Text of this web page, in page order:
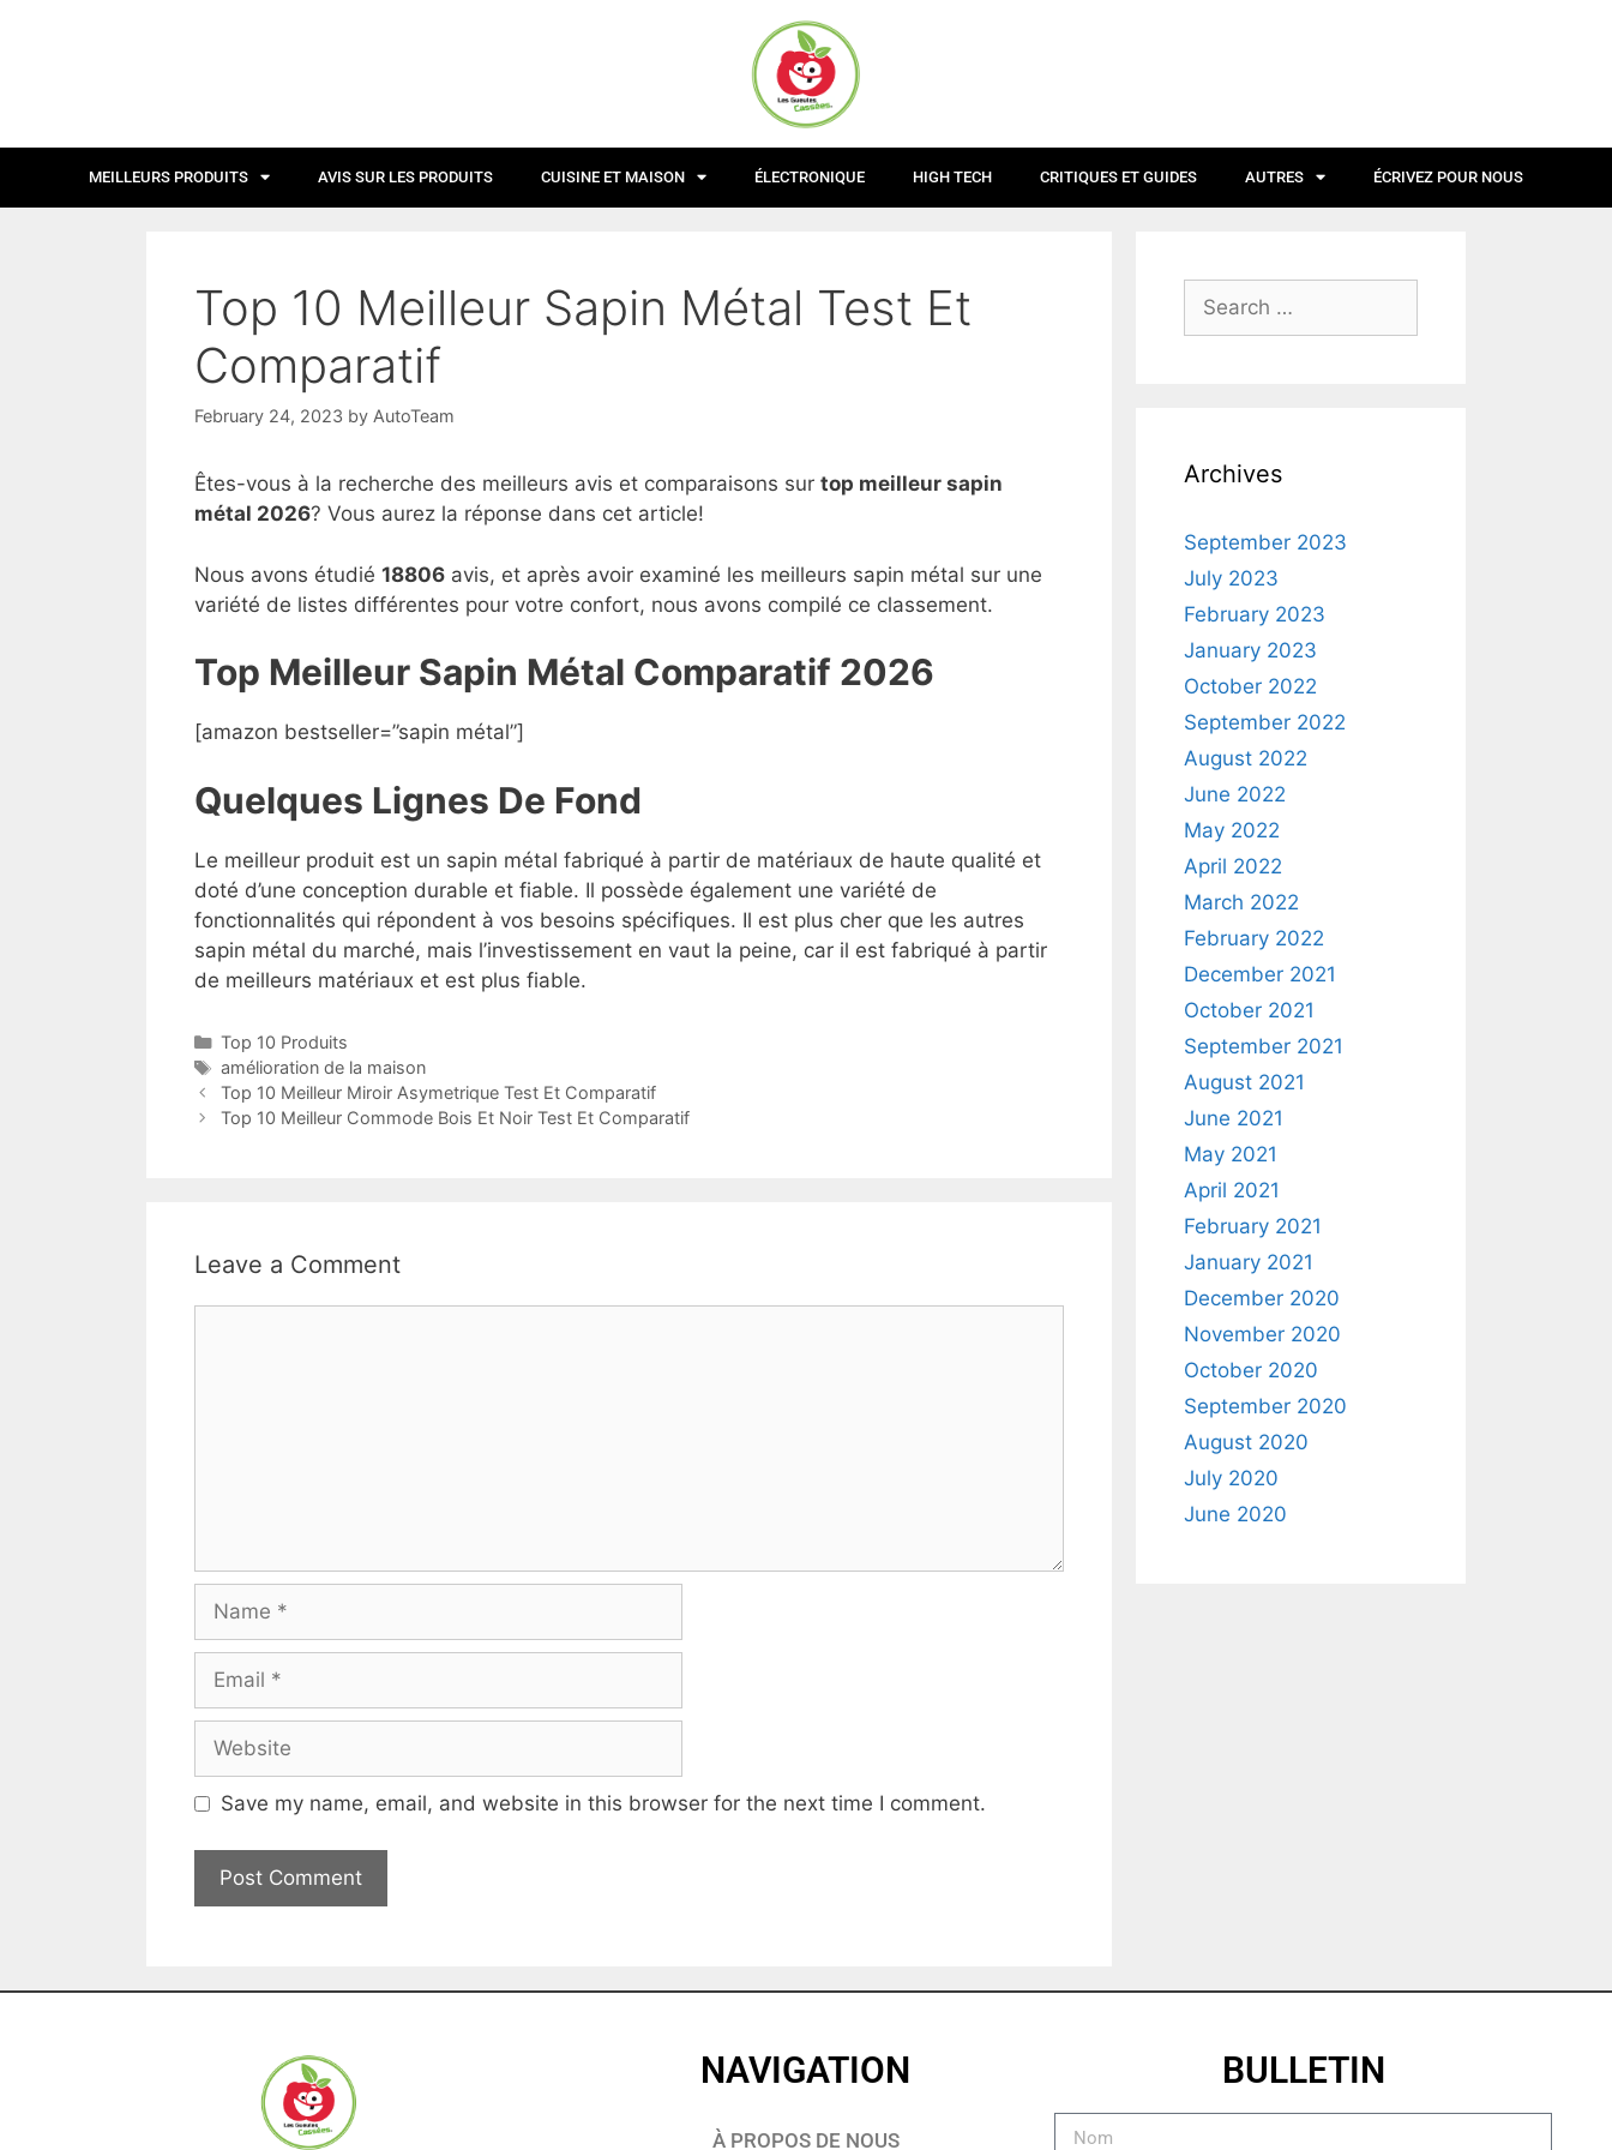
MEILLEURS PRODUITS AVIS SUR LES PRODUITS CUISINE ET MAISON ÉLECTRONIQUE HIGH TECH CRITIQUES ET GUIDES AUTRES ÉCRIVEZ POUR NOUS
Top 10 Meilleur Sapin Métal Test Et
Comparatif
February 24, 2023 by AutoTeam
Êtes-vous à la recherche des meilleurs avis et comparaisons sur top meilleur sapin
métal 2026? Vous aurez la réponse dans cet article!
Nous avons étudié 18806 avis, et après avoir examiné les meilleurs sapin métal sur une
variété de listes différentes pour votre confort, nous avons compilé ce classement.
Top Meilleur Sapin Métal Comparatif 2026
[amazon bestseller=”sapin métal”]
Quelques Lignes De Fond
Le meilleur produit est un sapin métal fabriqué à partir de matériaux de haute qualité et
doté d’une conception durable et fiable. Il possède également une variété de
fonctionnalités qui répondent à vos besoins spécifiques. Il est plus cher que les autres
sapin métal du marché, mais l’investissement en vaut la peine, car il est fabriqué à partir
de meilleurs matériaux et est plus fiable.
Top 10 Produits
amélioration de la maison
Top 10 Meilleur Miroir Asymetrique Test Et Comparatif
Top 10 Meilleur Commode Bois Et Noir Test Et Comparatif
Leave a Comment
Save my name, email, and website in this browser for the next time I comment.
Archives
September 2023
July 2023
February 2023
January 2023
October 2022
September 2022
August 2022
June 2022
May 2022
April 2022
March 2022
February 2022
December 2021
October 2021
September 2021
August 2021
June 2021
May 2021
April 2021
February 2021
January 2021
December 2020
November 2020
October 2020
September 2020
August 2020
July 2020
June 2020
NAVIGATION
À PROPOS DE NOUS
BULLETIN